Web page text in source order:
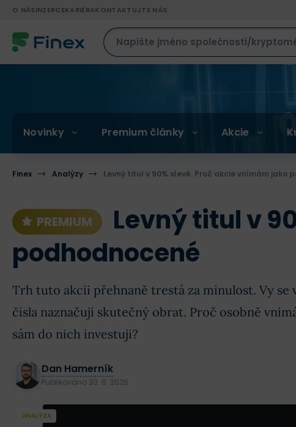
O NÁSINZERCEKARIÉRAKONTAKTUJTE NÁS
Novinky Premium články Akcie
Finex Analýzy Levný titul v 90% slevě. Proč akcie vnímám jako
PREMIUM
Levný titul v
podhodnocené
Trh tuto akcii přehnaně trestá za minulost. Vy se
čísla naznačují skutečný obrat. Proč osobně
sám do nich investuji?
Dan Hamerník
Publikováno 30. 6. 2026
ANALÝZA